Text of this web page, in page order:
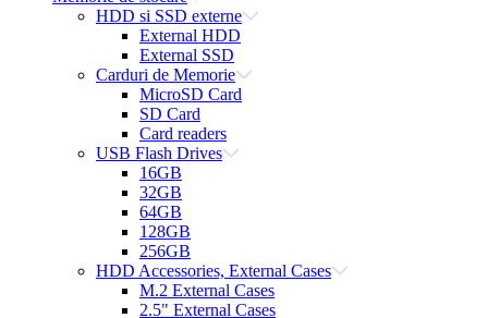
HDD si SSD externe
External HDD
External SSD
Carduri de Memorie
MicroSD Card
SD Card
Card readers
USB Flash Drives
16GB
32GB
64GB
128GB
256GB
HDD Accessories, External Cases
M.2 External Cases
2.5" External Cases